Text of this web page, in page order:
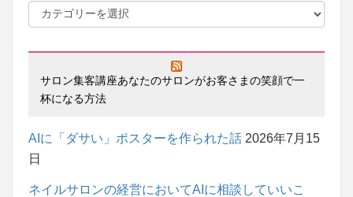
サロン集客講座あなたのサロンがお客さまの笑顔で一
杯になる方法
AIに「ダサい」ポスターを作られた話 2026年7月15
日
ネイルサロンの経営においてAIに相談していいこ